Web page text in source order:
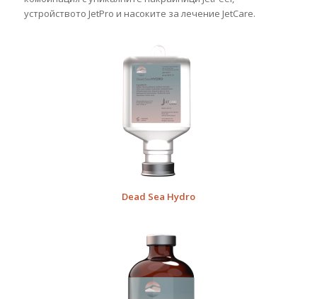
устройството JetPro и насоките за лечение JetCare.
Dead Sea Hydro